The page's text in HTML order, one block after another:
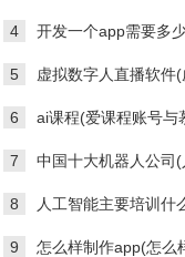
4
5
6 ai课程(爱课程账号与
7 中国十大机器人公司
8
9